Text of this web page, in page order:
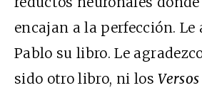
encajan a la perfección. Le
Pablo su libro. Le
sido otro libro, ni los